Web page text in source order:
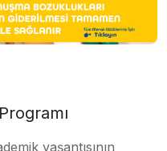
yaşantısının